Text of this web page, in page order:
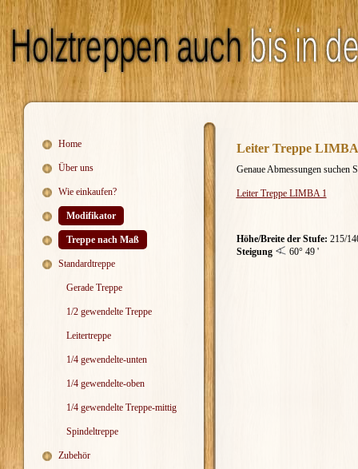
Home
Über uns
Wie einkaufen?
Modifikator
Treppe nach Maß
Standardtreppe
Gerade Treppe
1/2 gewendelte Treppe
Leitertreppe
1/4 gewendelte-unten
1/4 gewendelte-oben
1/4 gewendelte Treppe-mittig
Spindeltreppe
Zubehör
Leiter Treppe LIMBA
Genaue Abmessungen suchen
Leiter Treppe LIMBA 1
Höhe/Breite der Stufe: 215/
Steigung
60° 49 '